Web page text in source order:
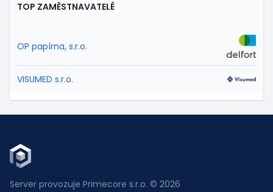
TOP ZAMĚSTNAVATELÉ
OP papírna, s.r.o.
VISUMED s.r.o.
Server provozuje Primecore s.r.o. © 2026